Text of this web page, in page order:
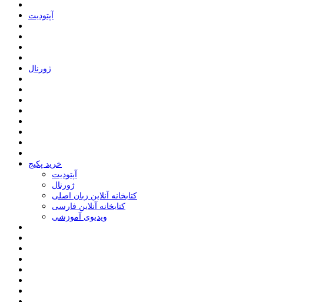
ﺁﭘﺘﻮﺩﯾﺖ
ﮊﻭﺭﻧﺎﻝ
خرید پکیج
ﺁﭘﺘﻮﺩﯾﺖ
ﮊﻭﺭﻧﺎﻝ
کتابخانه آنلاین زبان اصلی
کتابخانه آنلاین فارسی
ویدیوی آموزشی